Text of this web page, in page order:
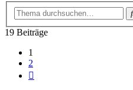
19 Beiträge
1
2